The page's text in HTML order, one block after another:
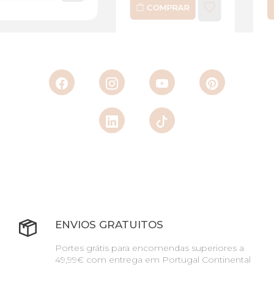
COMPRAR
ENVIOS GRATUITOS
Portes grátis para encomendas superiores a
49,99€ com entrega em Portugal Continental